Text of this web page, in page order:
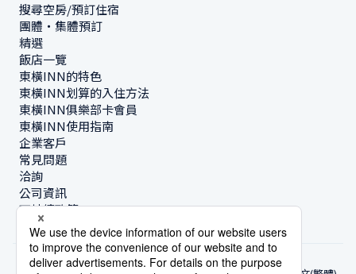
搜尋空房/預訂住宿
團體・集體預訂
精選
飯店一覽
東橫INN的特色
東橫INN划算的入住方法
東橫INN俱樂部卡會員
東橫INN使用指南
企業客戶
常見問題
洽詢
公司資訊
可持續政策